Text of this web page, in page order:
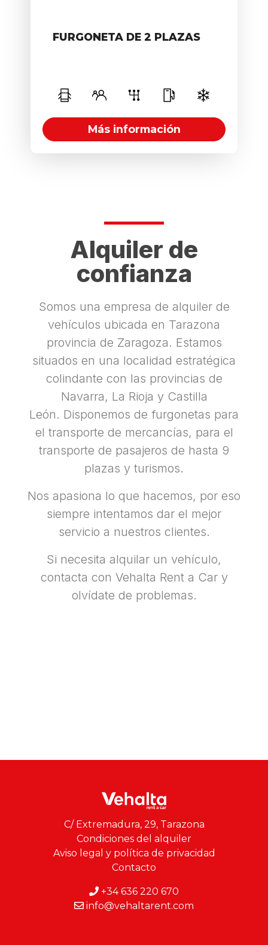
FURGONETA DE 2 PLAZAS
Más información
Alquiler de
confianza
Somos una empresa de alquiler de
vehículos ubicada en Tarazona
provincia de Zaragoza. Estamos
situados en una localidad estratégica
colindante con las provincias de
Navarra, La Rioja y Castilla
León. Disponemos de furgonetas para
el transporte de mercancías, para el
transporte de pasajeros de hasta 9
plazas y turismos.
Nos apasiona lo que hacemos, por eso
siempre intentamos dar el mejor
servicio a nuestros clientes.
Si necesita alquilar un vehículo,
contacta con Vehalta Rent a Car y
olvídate de problemas.
C/ Extremadura, 29, Tarazona
Condiciones del alquiler
Aviso legal y política de privacidad
Contacto
+34 636 220 670
info@vehaltarent.com